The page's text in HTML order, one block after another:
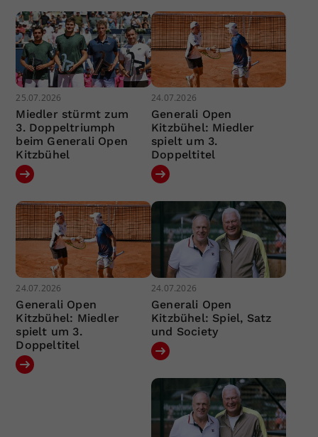
25.07.2026
Miedler stürmt zum
3. Doppeltriumph
beim Generali Open
Kitzbühel
24.07.2026
Generali Open
Kitzbühel: Miedler
spielt um 3.
Doppeltitel
24.07.2026
Generali Open
Kitzbühel: Miedler
spielt um 3.
Doppeltitel
24.07.2026
Generali Open
Kitzbühel: Spiel, Satz
und Society